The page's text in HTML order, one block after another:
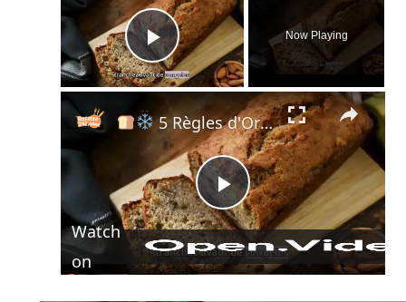
Play Video
Now Playing
×
Play
Video
5 Règles d'Or pour Congeler Votre Pain Comme un Pro !
Watch
on